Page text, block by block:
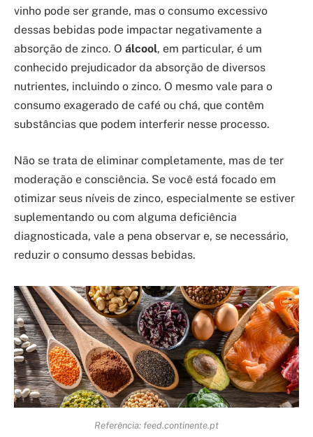
vinho pode ser grande, mas o consumo excessivo
dessas bebidas pode impactar negativamente a
absorção de zinco. O álcool, em particular, é um
conhecido prejudicador da absorção de diversos
nutrientes, incluindo o zinco. O mesmo vale para o
consumo exagerado de café ou chá, que contêm
substâncias que podem interferir nesse processo.
Não se trata de eliminar completamente, mas de ter
moderação e consciência. Se você está focado em
otimizar seus níveis de zinco, especialmente se estiver
suplementando ou com alguma deficiência
diagnosticada, vale a pena observar e, se necessário,
reduzir o consumo dessas bebidas.
Referência: feed.continente.pt